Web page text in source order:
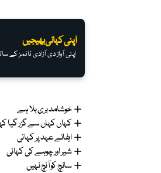
اپنی کہانی بھیجیں
اپنی آواز دی آزادی ٹائمز کے
خوشامد بری بلا ہے
کہاں کہاں سے گزر گیا
ایفائے عہد پر کہانی
شیر اور چوہے کی کہانی
سانچ کو آنچ نہیں